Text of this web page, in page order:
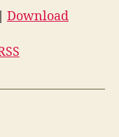
| Download